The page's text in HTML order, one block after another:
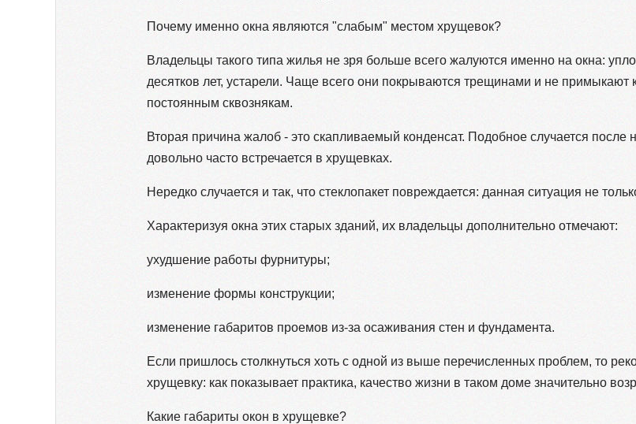
Почему именно окна являются "слабым" местом хрущевок?
Владельцы такого типа жилья не зря больше всего жалуются именно на окна:
десятков лет, устарели. Чаще всего они покрываются трещинами и не примыкают
постоянным сквознякам.
Вторая причина жалоб - это скапливаемый конденсат. Подобное случается после
довольно часто встречается в хрущевках.
Нередко случается и так, что стеклопакет повреждается: данная ситуация не
Характеризуя окна этих старых зданий, их владельцы дополнительно отмечают:
ухудшение работы фурнитуры;
изменение формы конструкции;
изменение габаритов проемов из-за осаживания стен и фундамента.
Если пришлось столкнуться хоть с одной из выше перечисленных проблем, то
хрущевку: как показывает практика, качество жизни в таком доме значительно
Какие габариты окон в хрущевке?